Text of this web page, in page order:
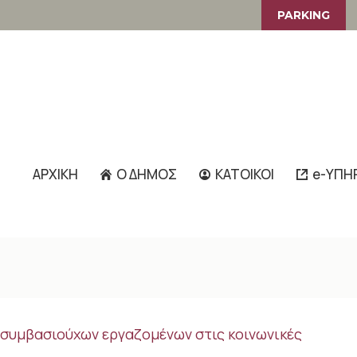
PARKING
ΑΡΧΙΚΗ Ο ΔΗΜΟΣ ΚΑΤΟΙΚΟΙ e-
εργαζομένων στις κοινωνικές